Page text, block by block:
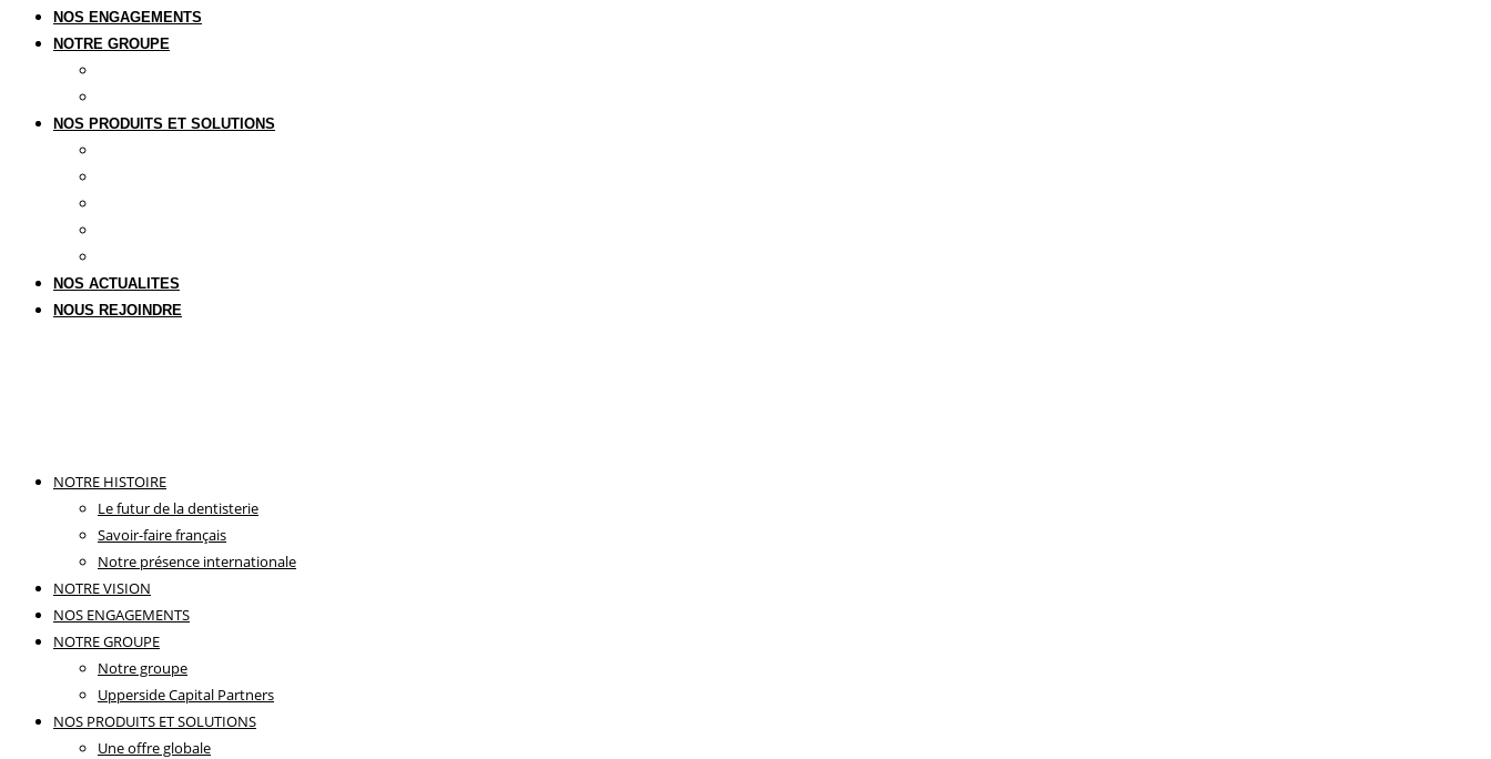
NOS ENGAGEMENTS
NOTRE GROUPE
NOS PRODUITS ET SOLUTIONS
NOS ACTUALITES
NOUS REJOINDRE
NOTRE HISTOIRE
Le futur de la dentisterie
Savoir-faire français
Notre présence internationale
NOTRE VISION
NOS ENGAGEMENTS
NOTRE GROUPE
Notre groupe
Upperside Capital Partners
NOS PRODUITS ET SOLUTIONS
Une offre globale